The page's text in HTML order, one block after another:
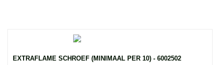
EXTRAFLAME SCHROEF (MINIMAAL PER 10) - 6002502